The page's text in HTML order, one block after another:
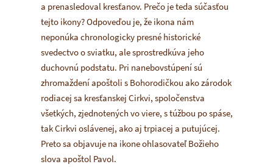
a prenasledoval kresťanov. Prečo je teda súčasťou
tejto ikony? Odpoveďou je, že ikona nám
neponúka chronologicky presné historické
svedectvo o sviatku, ale sprostredkúva jeho
duchovnú podstatu. Pri nanebovstúpení sú
zhromaždení apoštoli s Bohorodičkou ako zárodok
rodiacej sa kresťanskej Cirkvi, spoločenstva
všetkých, zjednotených vo viere, s túžbou po spáse,
tak Cirkvi oslávenej, ako aj trpiacej a putujúcej.
Preto sa objavuje na ikone ohlasovateľ Božieho
slova apoštol Pavol.